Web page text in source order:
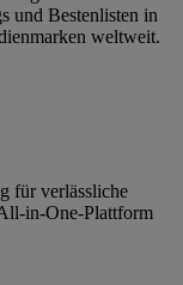
und Bestenlisten in
weltweit.
für verlässliche
in-One-Plattform